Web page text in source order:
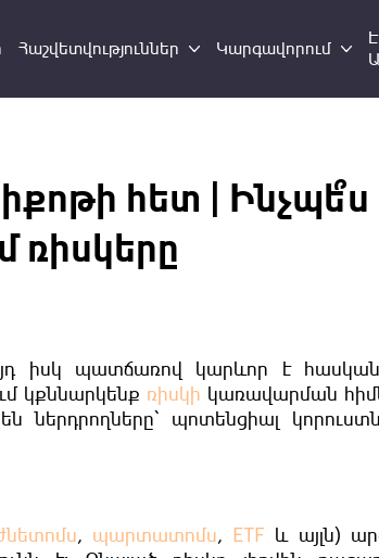
Հաշվետվություններ Կարգավորում
հետ | Ինչպե՞ս
ռիսկերը
իսկ պատճառով կարևոր է
կքննարկենք ռիսկի կառավարման
ներդրողները՝ պոտենցիալ
, պարտատոմս, ETF և այլն)